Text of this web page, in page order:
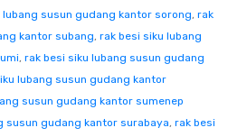
lubang susun gudang kantor sorong, rak
kantor subang, rak besi siku lubang
, rak besi siku lubang susun gudang
lubang susun gudang kantor
susun gudang kantor sumenep
susun gudang kantor surabaya, rak besi